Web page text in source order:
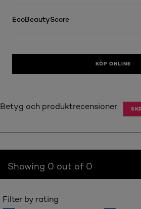
EcoBeautyScore
KÖP ONLINE
Betyg och produktrecensioner
Showing 0 out of 0
Filter by rating